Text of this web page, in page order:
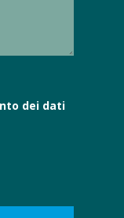
dei dati